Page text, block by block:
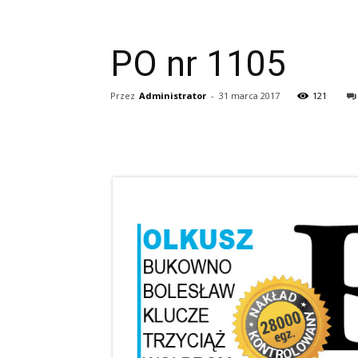
PO nr 1105
Przez Administrator - 31 marca 2017 121